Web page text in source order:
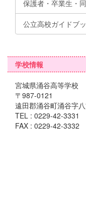
保護者・卒業生・
公立高校ガイドブ
学校情報
宮城県涌谷高等学校
〒987-0121
遠田郡涌谷町涌谷字
TEL : 0229-42-3331
FAX : 0229-42-3332